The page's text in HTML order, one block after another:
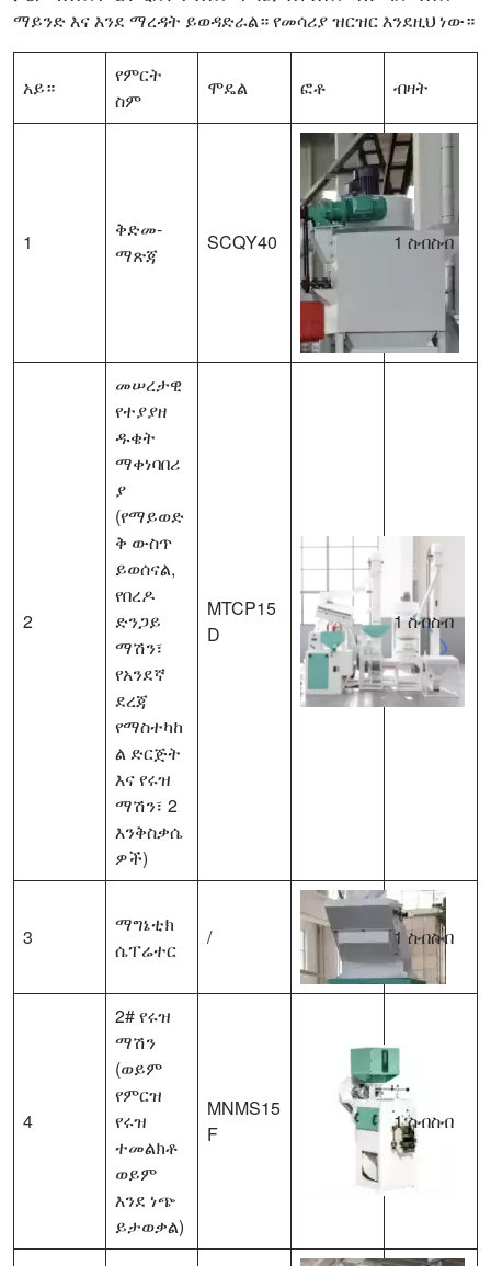
ማይንድ እና እንደ ማረዳት ይወዳድራል። የመሳሪያ ዝርዝር እንደዚህ ነው።
አይ።
የምርት
ስም
ሞዴል ፎቶ ብዛት
1
ቅድመ-
ማጽጃ
SCQY40 1 ስብስብ
2
መሠረታዊ
የተያያዘ
ዱቄት
ማቀነባበሪ
ያ
(የማይወድ
ቅ ውስጥ
ይወሰናል,
የበረዶ
ድንጋይ
ማሽን፣
የአንደኛ
ደረጃ
የማስተካከ
ል ድርጅት
እና የሩዝ
ማሽን፣ 2
እንቅስቃሴ
ዎች)
MTCP15
D
1 ስብስብ
3
ማግኔቲክ
ሴፐሬተር
/ 1 ስብስብ
4
2# የሩዝ
ማሽን
(ወይም
የምርዝ
የሩዝ
ተመልክቶ
ወይም
እንደ ነጭ
ይታወቃል)
MNMS15
F
1 ስብስብ